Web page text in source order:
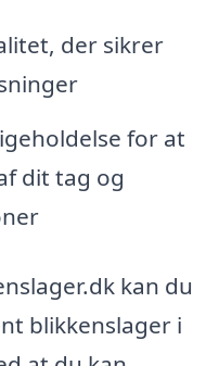
der sikrer
for at
dit tag og
kan du
blikkenslager i